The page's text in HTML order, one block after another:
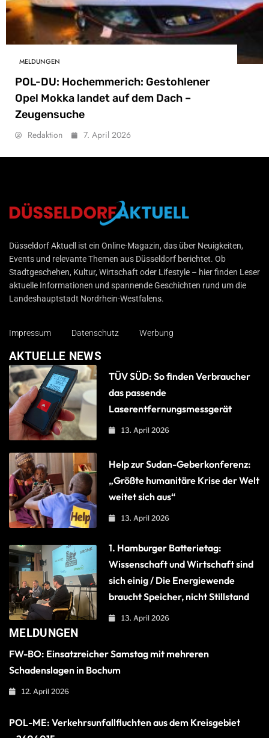
MELDUNGEN
POL-DU: Hochemmerich: Gestohlener
Opel Mokka landet auf dem Dach –
Zeugensuche
Redaktion 7. April 2026
Düsseldorf Aktuell
Düsseldorf Aktuell ist ein Online-Magazin, das über Neuigkeiten,
Events und relevante Themen aus Düsseldorf berichtet. Ob
Stadtgeschehen, Kultur, Wirtschaft oder Lifestyle – hier finden Leser
aktuelle Informationen und spannende Geschichten rund um die
Landeshauptstadt Nordrhein-Westfalens.
Impressum Datenschutz Werbung
AKTUELLE NEWS
TÜV SÜD: So finden Verbraucher
das passende
Laserentfernungsmessgerät
13. April 2026
Help zur Sudan-Geberkonferenz:
„Größte humanitäre Krise der Welt
weitet sich aus“
13. April 2026
1. Hamburger Batterietag:
Wissenschaft und Wirtschaft sind
sich einig / Die Energiewende
braucht Speicher, nicht Stillstand
13. April 2026
MELDUNGEN
FW-BO: Einsatzreicher Samstag mit mehreren
Schadenslagen in Bochum
12. April 2026
POL-ME: Verkehrsunfallfluchten aus dem Kreisgebiet